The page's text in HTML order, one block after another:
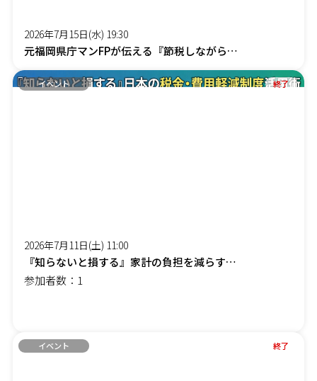
2026年7月15日(水) 19:30
元福岡県庁マンFPが伝える『節税しながら社長の手取りを増やす』オンラインセミナー
イベント 終了
2026年7月11日(土) 11:00
『知らないと損する』家計の負担を減らす「賢約(けんやく)サポート」オンラインセミナー
参加者数：1
イベント 終了